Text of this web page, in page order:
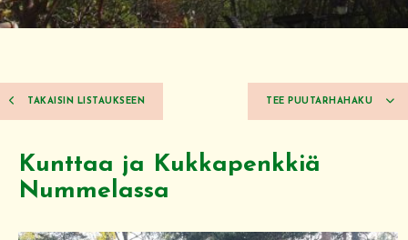
TAKAISIN LISTAUKSEEN TEE PUUTARHAHAKU
Kunttaa ja Kukkapenkkiä
Nummelassa